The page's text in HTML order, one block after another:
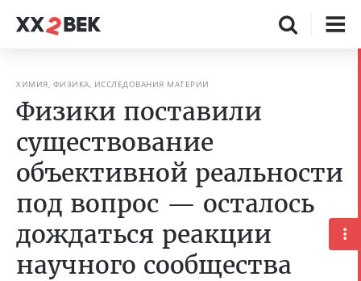
ХИМИЯ, ФИЗИКА, ИССЛЕДОВАНИЯ МАТЕРИИ
Физики поставили
существование
объективной реальности
под вопрос — осталось
дождаться реакции
научного сообщества